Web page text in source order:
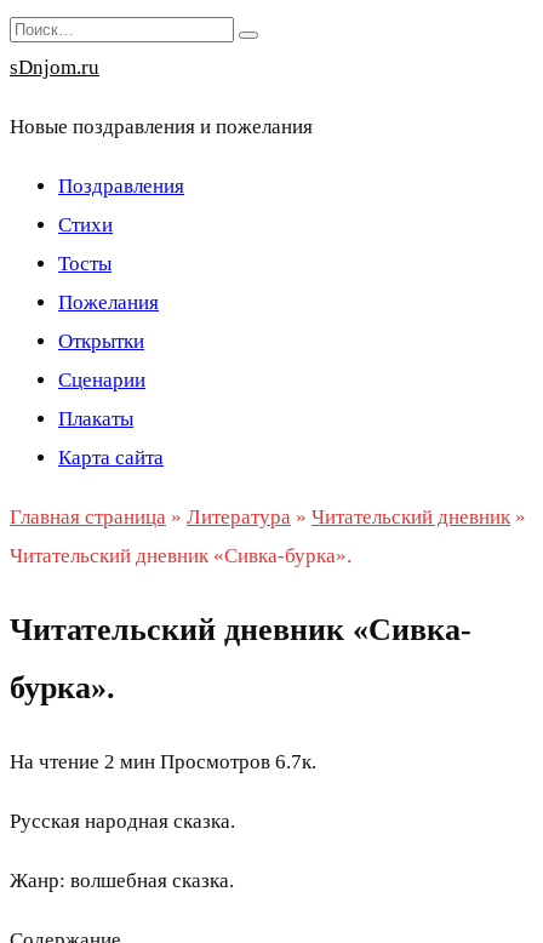
Перейти
к
Search
for:
sDnjom.ru
Новые поздравления и пожелания
Поздравления
Стихи
Тосты
Пожелания
Открытки
Сценарии
Плакаты
Карта сайта
Главная страница » Литература » Читательский дневник »
Читательский дневник «Сивка-бурка».
Читательский дневник «Сивка-
бурка».
На чтение 2 мин Просмотров 6.7к.
Русская народная сказка.
Жанр: волшебная сказка.